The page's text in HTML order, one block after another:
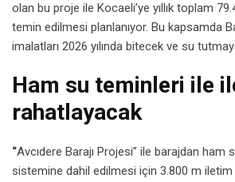
olan bu proje ile Kocaeli’ye yıllık toplam
temin edilmesi planlanıyor. Bu kapsamda
imalatları 2026 yılında bitecek ve su
Ham su teminleri ile
rahatlayacak
“Avcıdere Barajı Projesi” ile barajdan ham
sistemine dahil edilmesi için 3.800 m iletim